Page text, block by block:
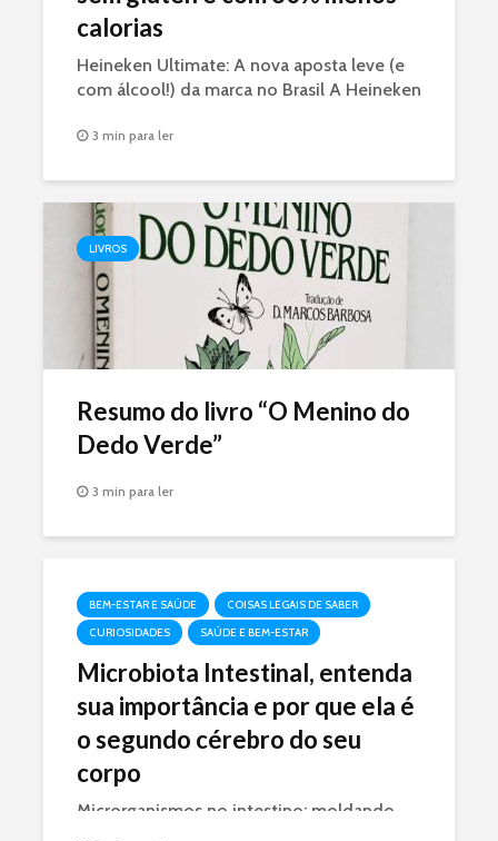
calorias
Heineken Ultimate: A nova aposta leve (e
com álcool!) da marca no Brasil A Heineken
Heineken Ultimate. A novidade é sem
kcal por long...
3 min para ler
LIVROS
Resumo do livro “O Menino do
Dedo Verde”
3 min para ler
BEM-ESTAR E SAÚDE
COISAS LEGAIS DE SABER
CURIOSIDADES
SAÚDE E BEM-ESTAR
Microbiota Intestinal, entenda
sua importância e por que ela é
o segundo cérebro do seu
corpo
Microrganismos no intestino: moldando